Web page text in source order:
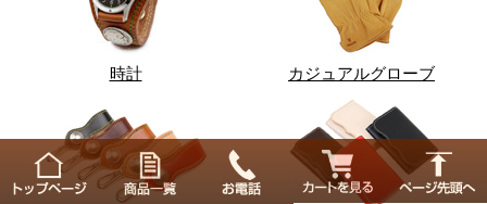
時計 カジュアルグローブ